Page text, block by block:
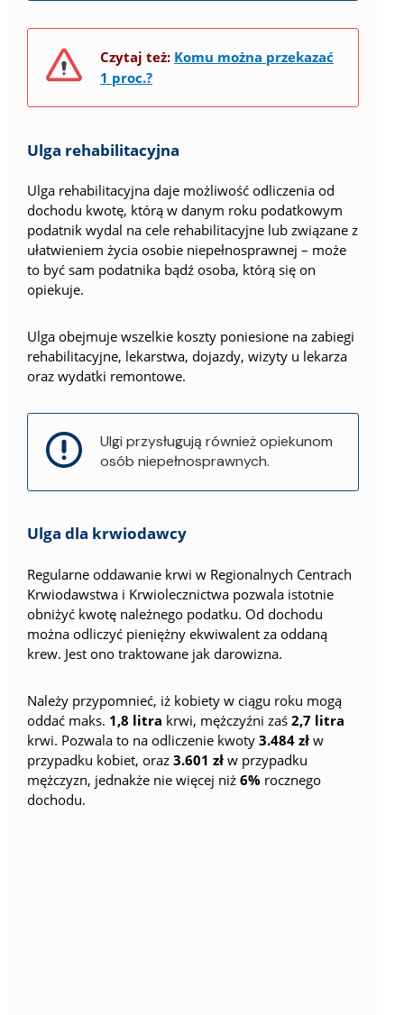
Czytaj też: Komu można przekazać
1 proc.?
Ulga rehabilitacyjna
Ulga rehabilitacyjna daje możliwość odliczenia od
dochodu kwotę, którą w danym roku podatkowym
podatnik wydal na cele rehabilitacyjne lub związane z
ułatwieniem życia osobie niepełnosprawnej – może
to być sam podatnika bądź osoba, którą się on
opiekuje.
Ulga obejmuje wszelkie koszty poniesione na zabiegi
rehabilitacyjne, lekarstwa, dojazdy, wizyty u lekarza
oraz wydatki remontowe.
Ulgi przysługują również opiekunom
osób niepełnosprawnych.
Ulga dla krwiodawcy
Regularne oddawanie krwi w Regionalnych Centrach
Krwiodawstwa i Krwiolecznictwa pozwala istotnie
obniżyć kwotę należnego podatku. Od dochodu
można odliczyć pieniężny ekwiwalent za oddaną
krew. Jest ono traktowane jak darowizna.
Należy przypomnieć, iż kobiety w ciągu roku mogą
oddać maks. 1,8 litra krwi, mężczyźni zaś 2,7 litra
krwi. Pozwala to na odliczenie kwoty 3.484 zł w
przypadku kobiet, oraz 3.601 zł w przypadku
mężczyzn, jednakże nie więcej niż 6% rocznego
dochodu.